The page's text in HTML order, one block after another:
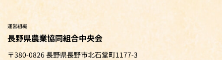
運営組織
長野県農業協同組合中央会
〒380-0826 長野県長野市北石堂町1177-3